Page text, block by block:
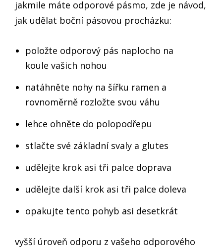
jakmile máte odporové pásmo, zde je návod,
jak udělat boční pásovou procházku:
položte odporový pás naplocho na
koule vašich nohou
natáhněte nohy na šířku ramen a
rovnoměrně rozložte svou váhu
lehce ohněte do polopodřepu
stlačte své základní svaly a glutes
udělejte krok asi tři palce doprava
udělejte další krok asi tři palce doleva
opakujte tento pohyb asi desetkrát
vyšší úroveň odporu z vašeho odporového